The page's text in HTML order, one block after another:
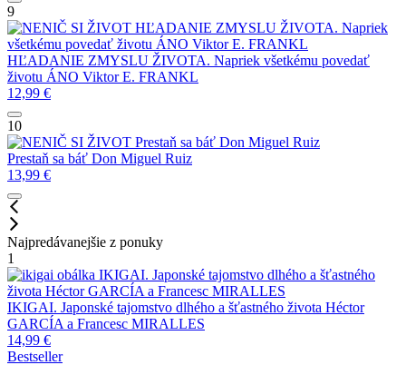
9
HĽADANIE ZMYSLU ŽIVOTA. Napriek
všetkému povedať životu ÁNO Viktor E. FRANKL
HĽADANIE ZMYSLU ŽIVOTA. Napriek všetkému povedať
životu ÁNO Viktor E. FRANKL
12,99 €
10
Prestaň sa báť Don Miguel Ruiz
Prestaň sa báť Don Miguel Ruiz
13,99 €
Najpredávanejšie z ponuky
1
IKIGAI. Japonské tajomstvo dlhého a šťastného
života Héctor GARCÍA a Francesc MIRALLES
IKIGAI. Japonské tajomstvo dlhého a šťastného života Héctor
GARCÍA a Francesc MIRALLES
14,99 €
Bestseller